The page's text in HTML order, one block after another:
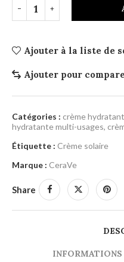
Ajouter à la liste de
Ajouter pour
Catégories : crème
hydratante multi-usages,
Étiquette : Crème solaire
Marque : CeraVe
Share